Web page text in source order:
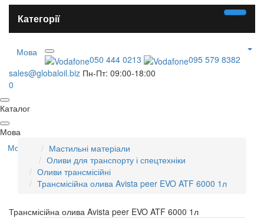
Категорії
Мова
050 444 0213
095 579 8382
sales@globaloil.biz Пн-Пт: 09:00-18:00
0
Каталог
Мова
Мова
Мастильні матеріали
Оливи для транспорту і спецтехніки
Оливи трансмісійні
Трансмісійна олива Avista peer EVO ATF 6000 1л
Трансмісійна олива Avista peer EVO ATF 6000 1л